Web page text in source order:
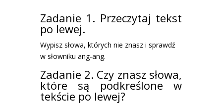
Zadanie 1. Przeczytaj tekst
po lewej.
Wypisz słowa, których nie znasz i sprawdź
w słowniku ang-ang.
Zadanie 2. Czy znasz słowa,
które są podkreślone w
tekście po lewej?